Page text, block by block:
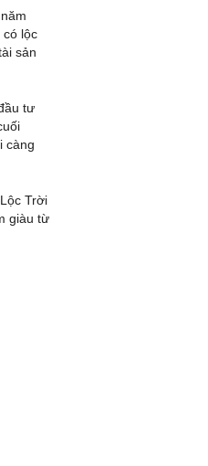
có lộc
sản
tư
càng
Trời
giàu từ